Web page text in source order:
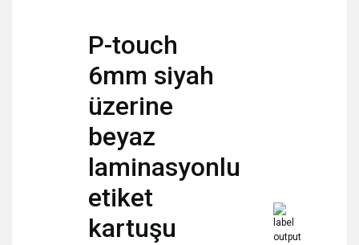
P-touch
6mm siyah
üzerine
beyaz
laminasyonlu
etiket
kartuşu